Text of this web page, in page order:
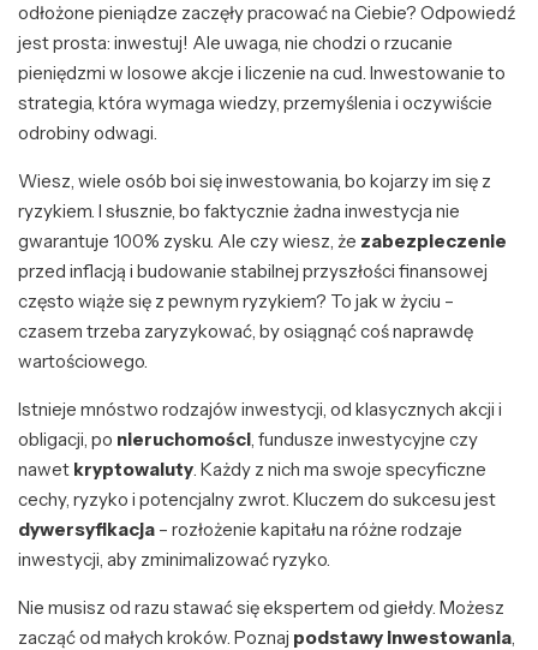
odłożone pieniądze zaczęły pracować na Ciebie? Odpowiedź
jest prosta: inwestuj! Ale uwaga, nie chodzi o rzucanie
pieniędzmi w losowe akcje i liczenie na cud. Inwestowanie to
strategia, która wymaga wiedzy, przemyślenia i oczywiście
odrobiny odwagi.
Wiesz, wiele osób boi się inwestowania, bo kojarzy im się z
ryzykiem. I słusznie, bo faktycznie żadna inwestycja nie
gwarantuje 100% zysku. Ale czy wiesz, że zabezpieczenie
przed inflacją i budowanie stabilnej przyszłości finansowej
często wiąże się z pewnym ryzykiem? To jak w życiu –
czasem trzeba zaryzykować, by osiągnąć coś naprawdę
wartościowego.
Istnieje mnóstwo rodzajów inwestycji, od klasycznych akcji i
obligacji, po nieruchomości, fundusze inwestycyjne czy
nawet kryptowaluty. Każdy z nich ma swoje specyficzne
cechy, ryzyko i potencjalny zwrot. Kluczem do sukcesu jest
dywersyfikacja – rozłożenie kapitału na różne rodzaje
inwestycji, aby zminimalizować ryzyko.
Nie musisz od razu stawać się ekspertem od giełdy. Możesz
zacząć od małych kroków. Poznaj podstawy inwestowania,